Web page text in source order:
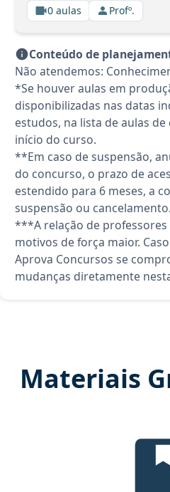
0 aulas Profº.
Conteúdo de
Não atendemos:
*Se houver aulas em
disponibilizadas nas datas
estudos, na lista de aulas
início do curso.
**Em caso de suspensão,
do concurso, o prazo de
estendido para 6 meses, a
suspensão ou cancelamento.
***A relação de
motivos de força maior.
Aprova Concursos se
mudanças diretamente
Materiais